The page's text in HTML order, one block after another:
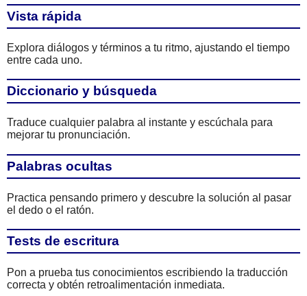
Vista rápida
Explora diálogos y términos a tu ritmo, ajustando el tiempo
entre cada uno.
Diccionario y búsqueda
Traduce cualquier palabra al instante y escúchala para
mejorar tu pronunciación.
Palabras ocultas
Practica pensando primero y descubre la solución al pasar
el dedo o el ratón.
Tests de escritura
Pon a prueba tus conocimientos escribiendo la traducción
correcta y obtén retroalimentación inmediata.